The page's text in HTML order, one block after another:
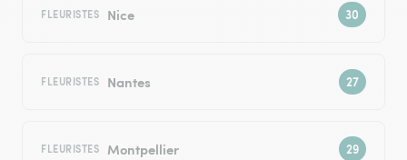
FLEURISTES Nice
FLEURISTES Nantes
FLEURISTES Montpellier